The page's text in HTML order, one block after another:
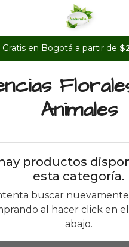
Gratis en Bogotá a partir de
Animales
productos
esta categoría.
buscar
al hacer click en
abajo.